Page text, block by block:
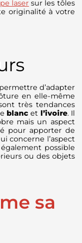
laser sur les tôles
originalité à votre
d’adapter
en elle-même
très tendances
blanc et l’ivoire. Il
mais un aspect
pour apporter de
concerne l’aspect
possible
ou des objets
sa